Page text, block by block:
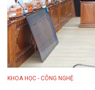
KHOA HỌC - CÔNG NGHỆ